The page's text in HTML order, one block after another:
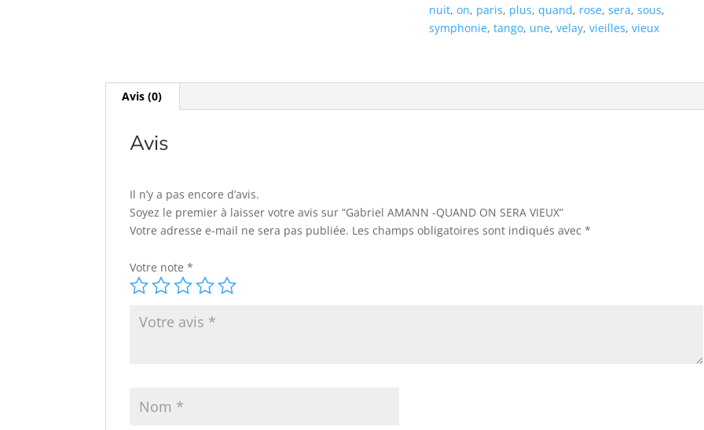
nuit,on, paris, plus,quand, rose,sera,sous,
symphonie,tango, une,velay,vieilles,vieux
Avis (0)
Avis
Il n’y a pas encore d’avis.
Soyez le premier à laisser votre avis sur “Gabriel AMANN -QUAND ON SERA VIEUX”
Votre adresse e-mail ne sera pas publiée. Les champs obligatoires sont indiqués avec*
Votre note*